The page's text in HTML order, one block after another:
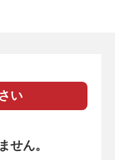
い
せん。